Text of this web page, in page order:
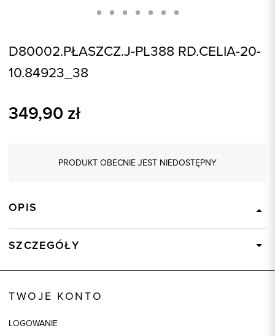
D80002.PŁASZCZ.J-PL388 RD.CELIA-20-
10.84923_38
349,90 zł
PRODUKT OBECNIE JEST NIEDOSTĘPNY
OPIS
SZCZEGÓŁY
Skład tkaniny
TWOJE KONTO
LOGOWANIE